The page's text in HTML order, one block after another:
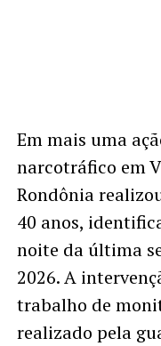
Em mais uma
narcotráfico em
Rondônia
40 anos,
noite da última
2026. A
trabalho de
realizado pela